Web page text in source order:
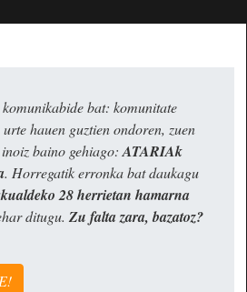
bat: komunitate
hauen guztien ondoren, zuen
baino gehiago:ATARIAk
. Horregatik erronka bat daukagu
28 herrietan hamarna
ditugu. Zu falta zara, bazatoz?